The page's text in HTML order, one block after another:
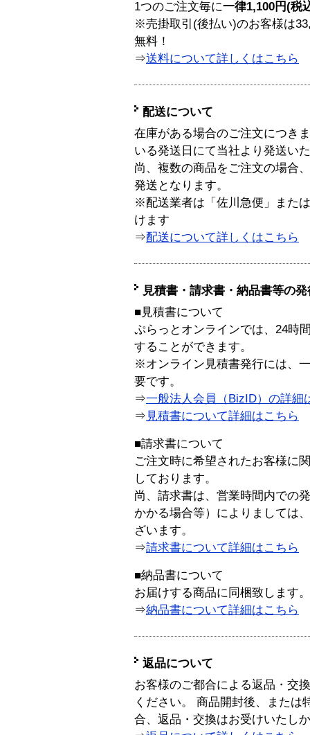
1つのご注文毎に一律1,100円(税
※売掛取引(後払い)のお客様は
無料！
⇒送料について詳しくはこちら
配送について
在庫がある場合のご注文につき
いる発送日にて当社より発送い
尚、複数の商品をご注文の場合
発送となります。
※配送業者は「佐川急便」また
けます
⇒配送について詳しくはこちら
見積書・請求書・納品書等の
■見積書について
ぷらっとオンラインでは、24時
することができます。
※オンライン見積書発行には、
要です。
⇒一般法人会員（BizID）の詳細
⇒ 見積書について詳細はこちら
■請求書について
ご注文時に希望されたお客様に
しております。
尚、請求書は、営業時間内での
かかる場合等）によりましては
ざいます。
⇒請求書について詳細はこちら
■納品書について
お届けする商品に同梱致します。
⇒納品書について詳細はこちら
返品について
お客様のご都合による返品・交
ください。 商品開封後、または
合、返品・交換はお受けいたし